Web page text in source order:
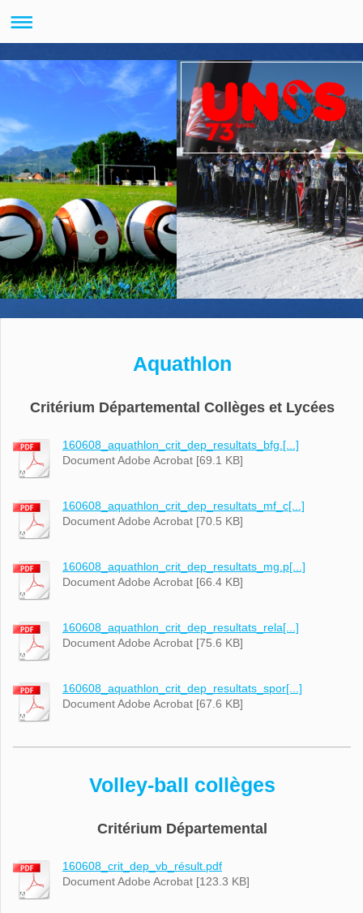
Aquathlon
Critérium Départemental Collèges et Lycées
160608_aquathlon_crit_dep_resultats_bfg.[...]
Document Adobe Acrobat [69.1 KB]
160608_aquathlon_crit_dep_resultats_mf_c[...]
Document Adobe Acrobat [70.5 KB]
160608_aquathlon_crit_dep_resultats_mg.p[...]
Document Adobe Acrobat [66.4 KB]
160608_aquathlon_crit_dep_resultats_rela[...]
Document Adobe Acrobat [75.6 KB]
160608_aquathlon_crit_dep_resultats_spor[...]
Document Adobe Acrobat [67.6 KB]
Volley-ball collèges
Critérium Départemental
160608_crit_dep_vb_résult.pdf
Document Adobe Acrobat [123.3 KB]